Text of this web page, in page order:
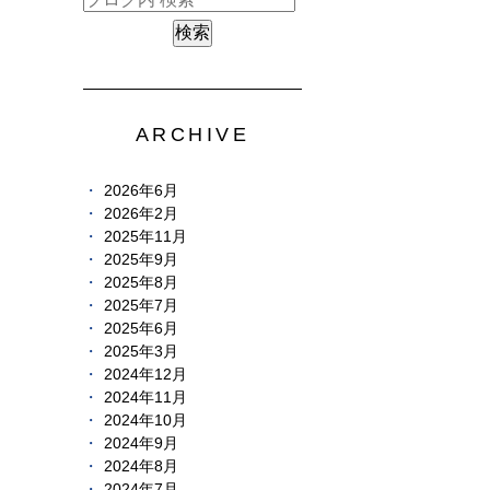
ARCHIVE
2026年6月
2026年2月
2025年11月
2025年9月
2025年8月
2025年7月
2025年6月
2025年3月
2024年12月
2024年11月
2024年10月
2024年9月
2024年8月